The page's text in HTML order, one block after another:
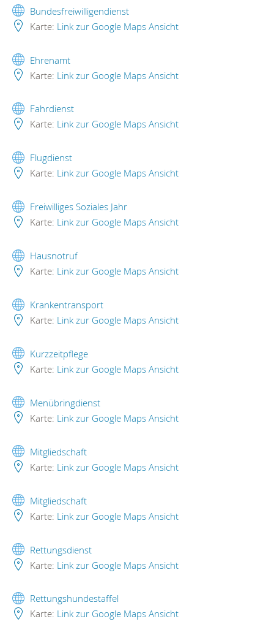
Bundesfreiwilligendienst
Karte: Link zur Google Maps Ansicht
Ehrenamt
Karte: Link zur Google Maps Ansicht
Fahrdienst
Karte: Link zur Google Maps Ansicht
Flugdienst
Karte: Link zur Google Maps Ansicht
Freiwilliges Soziales Jahr
Karte: Link zur Google Maps Ansicht
Hausnotruf
Karte: Link zur Google Maps Ansicht
Krankentransport
Karte: Link zur Google Maps Ansicht
Kurzzeitpflege
Karte: Link zur Google Maps Ansicht
Menübringdienst
Karte: Link zur Google Maps Ansicht
Mitgliedschaft
Karte: Link zur Google Maps Ansicht
Mitgliedschaft
Karte: Link zur Google Maps Ansicht
Rettungsdienst
Karte: Link zur Google Maps Ansicht
Rettungshundestaffel
Karte: Link zur Google Maps Ansicht